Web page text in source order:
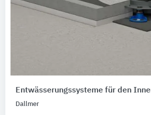
Entwässerungssysteme für den
Dallmer